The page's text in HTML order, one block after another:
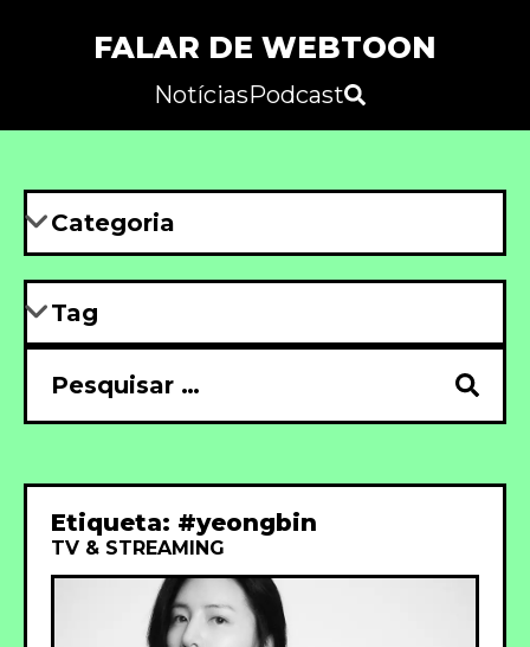
FALAR DE WEBTOON
NotíciasPodcast
Etiqueta: #yeongbin
TV & STREAMING